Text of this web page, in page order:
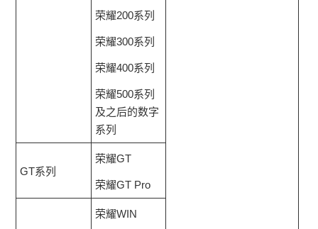
荣耀200系列
荣耀300系列
荣耀400系列
荣耀500系列
及之后的数字
系列
GT系列
荣耀GT
荣耀GT Pro
荣耀WIN